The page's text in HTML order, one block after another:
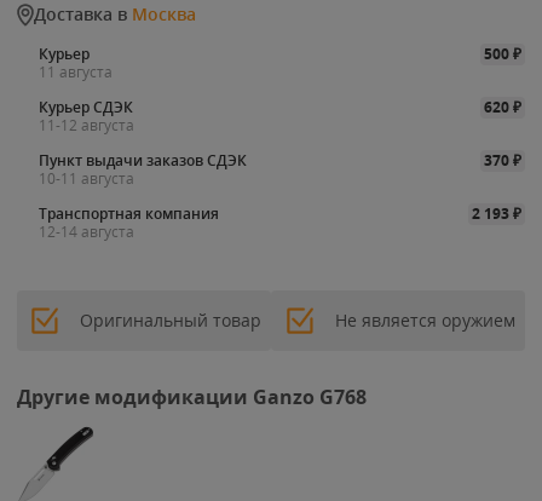
Доставка в Москва
Курьер 500₽
11 августа
Курьер СДЭК
620₽
11-12 августа
Пункт выдачи заказов СДЭК
370₽
10-11 августа
Транспортная компания
2 193₽
12-14 августа
Оригинальный товар Не является оружием
Другие модификации Ganzo G768